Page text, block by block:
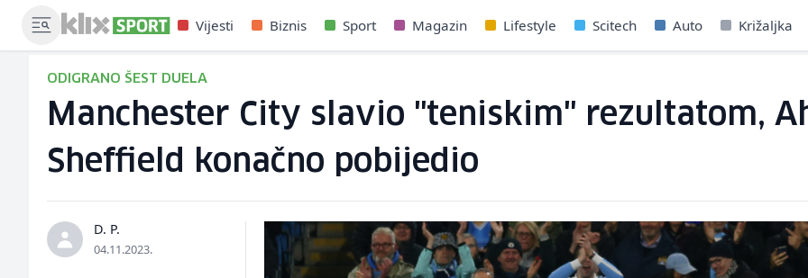
Vijesti Biznis Sport Magazin Lifestyle Scitech Auto Križaljka
ODIGRANO ŠEST DUELA
Manchester City slavio "teniskim" rezultatom,
Sheffield konačno pobijedio
D. P.
04.11.2023.